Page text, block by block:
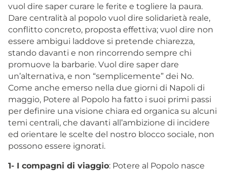
vuol dire saper curare le ferite e togliere la paura.
Dare centralità al popolo vuol dire solidarietà reale,
conflitto concreto, proposta effettiva; vuol dire non
essere ambigui laddove si pretende chiarezza,
stando davanti e non rincorrendo sempre chi
promuove la barbarie. Vuol dire saper dare
un’alternativa, e non “semplicemente” dei No.
Come anche emerso nella due giorni di Napoli di
maggio, Potere al Popolo ha fatto i suoi primi passi
per definire una visione chiara ed organica su alcuni
temi centrali, che davanti all’ambizione di incidere
ed orientare le scelte del nostro blocco sociale, non
possono essere ignorati.
1- I compagni di viaggio: Potere al Popolo nasce